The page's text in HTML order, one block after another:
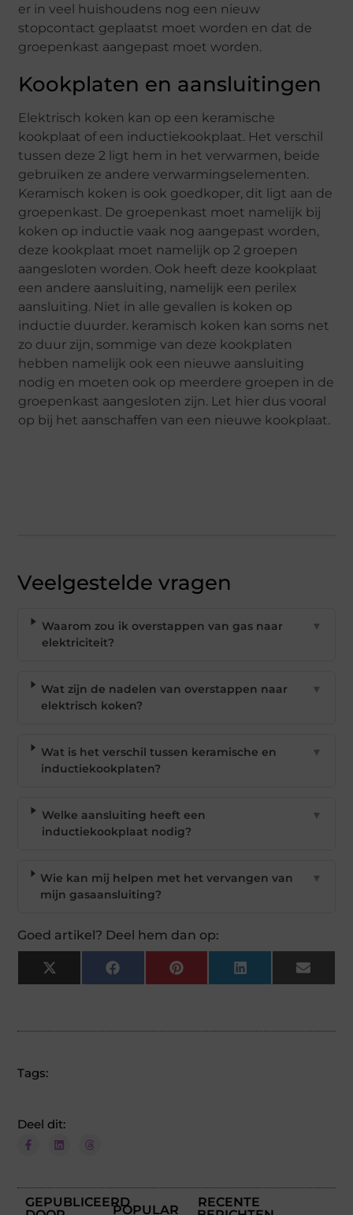
er in veel huishoudens nog een nieuw
stopcontact geplaatst moet worden en dat de
groepenkast aangepast moet worden.
Kookplaten en aansluitingen
Elektrisch koken kan op een keramische
kookplaat of een inductiekookplaat. Het verschil
tussen deze 2 ligt hem in het verwarmen, beide
gebruiken ze andere verwarmingselementen.
Keramisch koken is ook goedkoper, dit ligt aan de
groepenkast. De groepenkast moet namelijk bij
koken op inductie vaak nog aangepast worden,
deze kookplaat moet namelijk op 2 groepen
aangesloten worden. Ook heeft deze kookplaat
een andere aansluiting, namelijk een perilex
aansluiting. Niet in alle gevallen is koken op
inductie duurder. keramisch koken kan soms net
zo duur zijn, sommige van deze kookplaten
hebben namelijk ook een nieuwe aansluiting
nodig en moeten ook op meerdere groepen in de
groepenkast aangesloten zijn. Let hier dus vooral
op bij het aanschaffen van een nieuwe kookplaat.
Veelgestelde vragen
Waarom zou ik overstappen van gas naar
elektriciteit?
▼
Wat zijn de nadelen van overstappen naar
elektrisch koken?
▼
Wat is het verschil tussen keramische en
inductiekookplaten?
▼
Welke aansluiting heeft een
inductiekookplaat nodig?
▼
Wie kan mij helpen met het vervangen van
mijn gasaansluiting?
▼
Goed artikel? Deel hem dan op:
X
(Twitter)
Facebook Pinterest LinkedIn Email
Tags:
Deel dit:
GEPUBLICEERD
POPULAR
RECENTE